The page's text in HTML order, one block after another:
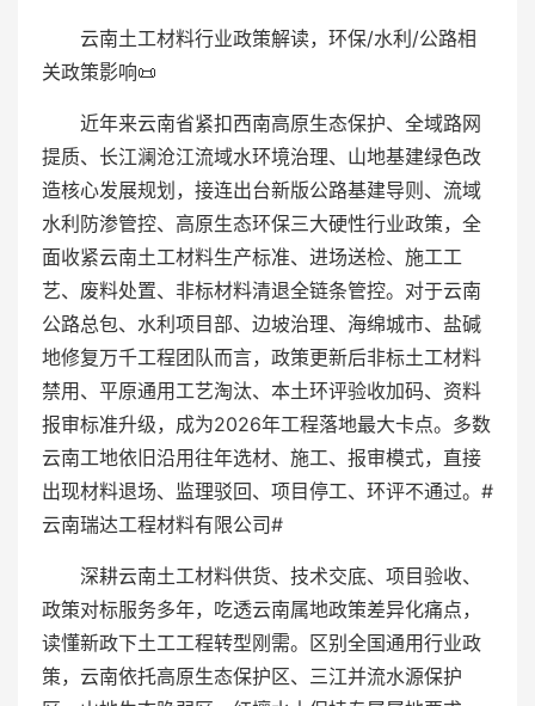
云南土工材料行业政策解读，环保/水利/公路相
关政策影响📜
近年来云南省紧扣西南高原生态保护、全域路网
提质、长江澜沧江流域水环境治理、山地基建绿色改
造核心发展规划，接连出台新版公路基建导则、流域
水利防渗管控、高原生态环保三大硬性行业政策，全
面收紧云南土工材料生产标准、进场送检、施工工
艺、废料处置、非标材料清退全链条管控。对于云南
公路总包、水利项目部、边坡治理、海绵城市、盐碱
地修复万千工程团队而言，政策更新后非标土工材料
禁用、平原通用工艺淘汰、本土环评验收加码、资料
报审标准升级，成为2026年工程落地最大卡点。多数
云南工地依旧沿用往年选材、施工、报审模式，直接
出现材料退场、监理驳回、项目停工、环评不通过。#
云南瑞达工程材料有限公司#
深耕云南土工材料供货、技术交底、项目验收、
政策对标服务多年，吃透云南属地政策差异化痛点，
读懂新政下土工工程转型刚需。区别全国通用行业政
策，云南依托高原生态保护区、三江并流水源保护